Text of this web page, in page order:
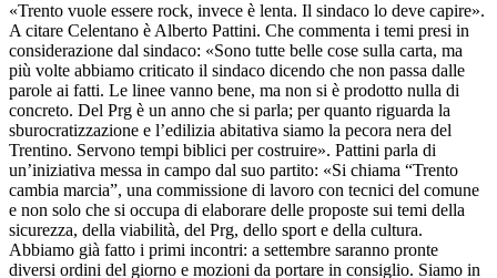
«Trento vuole essere rock, invece è lenta. Il sindaco lo deve capire».
A citare Celentano è Alberto Pattini. Che commenta i temi presi in
considerazione dal sindaco: «Sono tutte belle cose sulla carta, ma
più volte abbiamo criticato il sindaco dicendo che non passa dalle
parole ai fatti. Le linee vanno bene, ma non si è prodotto nulla di
concreto. Del Prg è un anno che si parla; per quanto riguarda la
sburocratizzazione e l’edilizia abitativa siamo la pecora nera del
Trentino. Servono tempi biblici per costruire». Pattini parla di
un’iniziativa messa in campo dal suo partito: «Si chiama “Trento
cambia marcia”, una commissione di lavoro con tecnici del comune
e non solo che si occupa di elaborare delle proposte sui temi della
sicurezza, della viabilità, del Prg, dello sport e della cultura.
Abbiamo già fatto i primi incontri: a settembre saranno pronte
diversi ordini del giorno e mozioni da portare in consiglio. Siamo in